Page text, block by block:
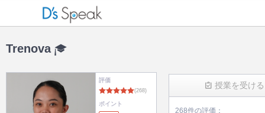
Trenova
評価
ポイント
授業を受ける
268件の評価：